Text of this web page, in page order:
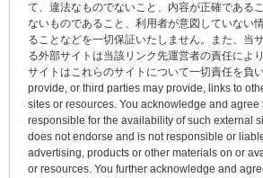
て、違法なものでないこと、内容が正確である
ないものであること、利用者が意図していない
ることなどを一切保証いたしません。また、当
る外部サイトは当該リンク先運営者の責任によ
サイトはこれらのサイトについて一切責任を負
provide, or third parties may provide, links to
sites or resources. You acknowledge and agree
responsible for the availability of such external
does not endorse and is not responsible or
advertising, products or other materials on or
or resources. You further acknowledge and